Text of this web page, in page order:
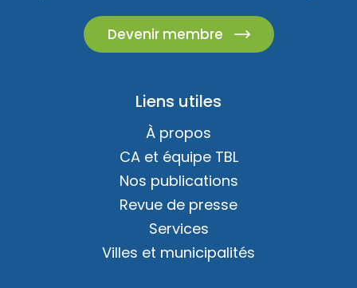
Devenir membre
Liens utiles
À propos
CA et équipe TBL
Nos publications
Revue de presse
Services
Villes et municipalités